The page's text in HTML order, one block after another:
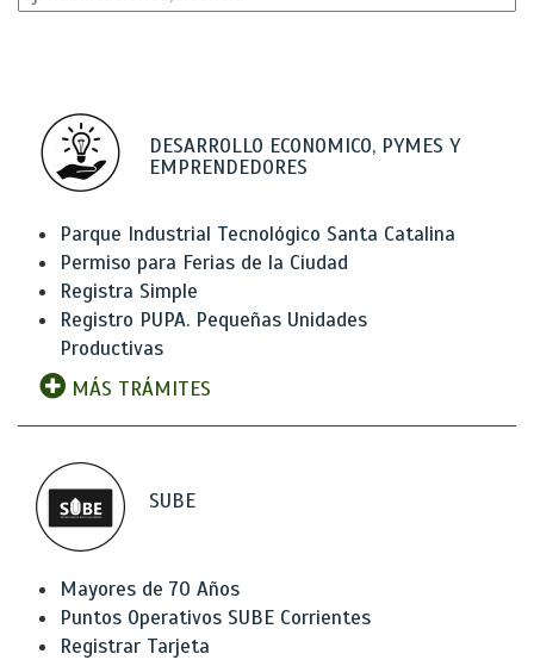
DESARROLLO ECONOMICO, PYMES Y
EMPRENDEDORES
Parque Industrial Tecnológico Santa Catalina
Permiso para Ferias de la Ciudad
Registra Simple
Registro PUPA. Pequeñas Unidades
Productivas
MÁS TRÁMITES
SUBE
Mayores de 70 Años
Puntos Operativos SUBE Corrientes
Registrar Tarjeta